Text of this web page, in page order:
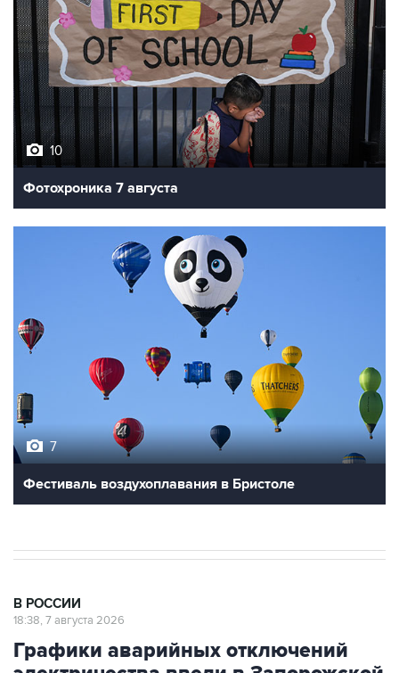
10
Фотохроника 7 августа
Фестиваль воздухоплавания в Бристоле
Графики аварийных отключений
электричества ввели в Запорожской
области